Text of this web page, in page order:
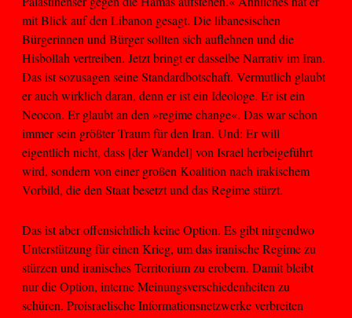
mit Blick auf den Libanon gesagt. Die libanesischen
Bürgerinnen und Bürger sollten sich auflehnen und die
Hisbollah vertreiben. Jetzt bringt er dasselbe Narrativ im Iran.
Das ist sozusagen seine Standardbotschaft. Vermutlich glaubt
er auch wirklich daran, denn er ist ein Ideologe. Er ist ein
Neocon. Er glaubt an den »regime change«. Das war schon
immer sein größter Traum für den Iran. Und: Er will
eigentlich nicht, dass [der Wandel] von Israel herbeigeführt
wird, sondern von einer großen Koalition nach irakischem
Vorbild, die den Staat besetzt und das Regime stürzt.
Das ist aber offensichtlich keine Option. Es gibt nirgendwo
Unterstützung für einen Krieg, um das iranische Regime zu
stürzen und iranisches Territorium zu erobern. Damit bleibt
nur die Option, interne Meinungsverschiedenheiten zu
schüren. Proisraelische Informationsnetzwerke verbreiten